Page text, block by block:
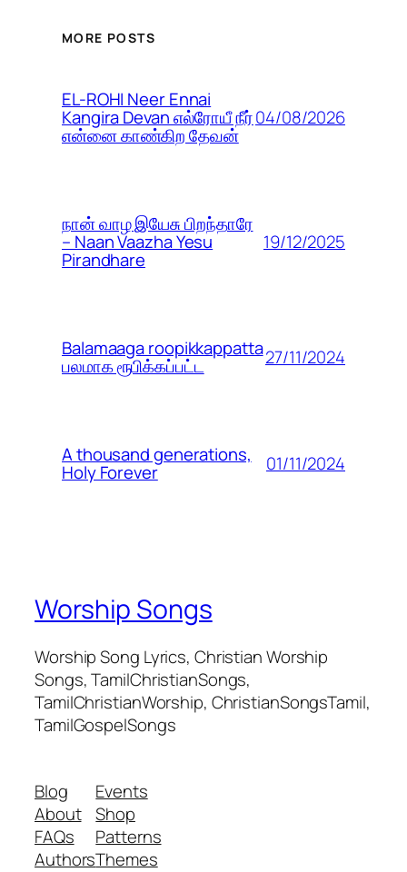
MORE POSTS
EL-ROHI Neer Ennai
Kangira Devan எல்ரோயீ நீர்
என்னை காண்கிற தேவன்
04/08/2026
நான் வாழ இயேசு பிறந்தாரே
– Naan Vaazha Yesu
Pirandhare
19/12/2025
Balamaaga roopikkappatta
பலமாக ரூபிக்கப்பட்ட 27/11/2024
A thousand generations,
Holy Forever 01/11/2024
Worship Songs
Worship Song Lyrics, Christian Worship
Songs, TamilChristianSongs,
TamilChristianWorship, ChristianSongsTamil,
TamilGospelSongs
Blog
About
FAQs
Authors
Events
Shop
Patterns
Themes